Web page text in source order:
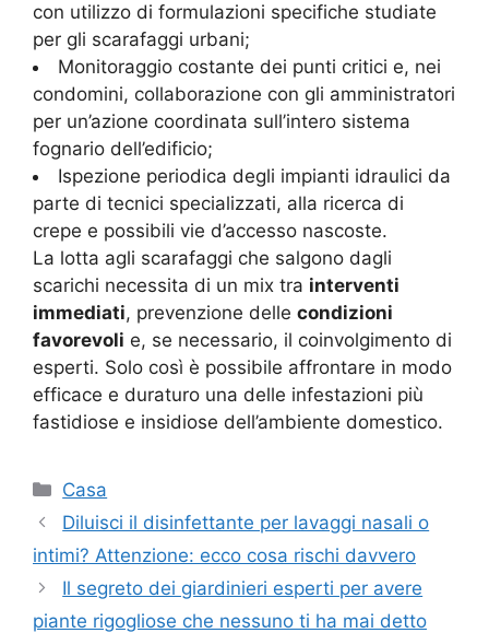
con utilizzo di formulazioni specifiche studiate
per gli scarafaggi urbani;
Monitoraggio costante dei punti critici e, nei
condomini, collaborazione con gli amministratori
per un’azione coordinata sull’intero sistema
fognario dell’edificio;
Ispezione periodica degli impianti idraulici da
parte di tecnici specializzati, alla ricerca di
crepe e possibili vie d’accesso nascoste.
La lotta agli scarafaggi che salgono dagli
scarichi necessita di un mix tra interventi
immediati, prevenzione delle condizioni
favorevoli e, se necessario, il coinvolgimento di
esperti. Solo così è possibile affrontare in modo
efficace e duraturo una delle infestazioni più
fastidiose e insidiose dell’ambiente domestico.
Categorie
Casa
Diluisci il disinfettante per lavaggi nasali o
intimi? Attenzione: ecco cosa rischi davvero
Il segreto dei giardinieri esperti per avere
piante rigogliose che nessuno ti ha mai detto